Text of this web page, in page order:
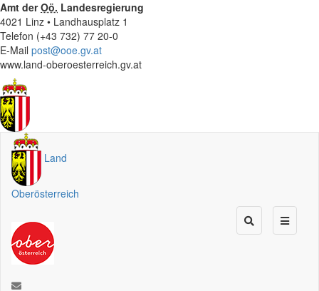
Amt derOö. Landesregierung
4021 Linz • Landhausplatz 1
Telefon (+43 732) 77 20-0
E-Mail post@ooe.gv.at
www.land-oberoesterreich.gv.at
Land
Oberösterreich